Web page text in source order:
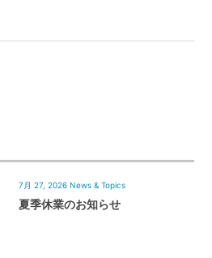
7月 27, 2026 News & Topics
夏季休業のお知らせ